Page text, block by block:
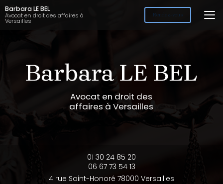
Aller
au
contenu
Barbara LE BEL
Avocat en droit des affaires à
Versailles
Rendez-vous
Avocat en droit des
affaires à Versailles
01 30 24 85 20
06 67 73 54 13
4 rue Saint-Honoré 78000 Versailles